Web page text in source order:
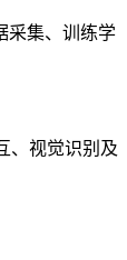
采集、训练学
、视觉识别及